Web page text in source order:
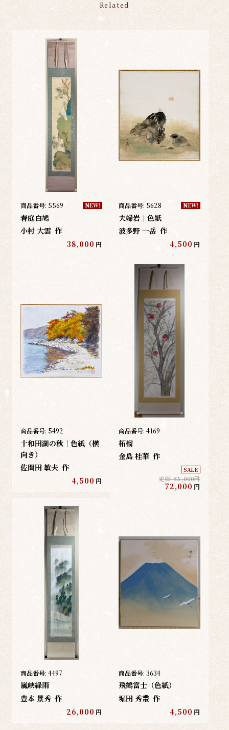
Related
商品番号: 5569 NEW!
春庭白鳩
小村 大雲 作
38,000 円
商品番号: 5628 NEW!
夫婦岩｜色紙
波多野 一岳 作
4,500 円
商品番号: 5492
十和田湖の秋｜色紙（横
向き）
佐間田 敏夫 作
4,500 円
商品番号: 4169
柘榴
金島 桂華 作
SALE
定価 85,000円
72,000 円
商品番号: 4497
嵐峡緑雨
豊本 景秀 作
26,000 円
商品番号: 3634
飛鶴富士（色紙）
堀田 秀叢 作
4,500 円